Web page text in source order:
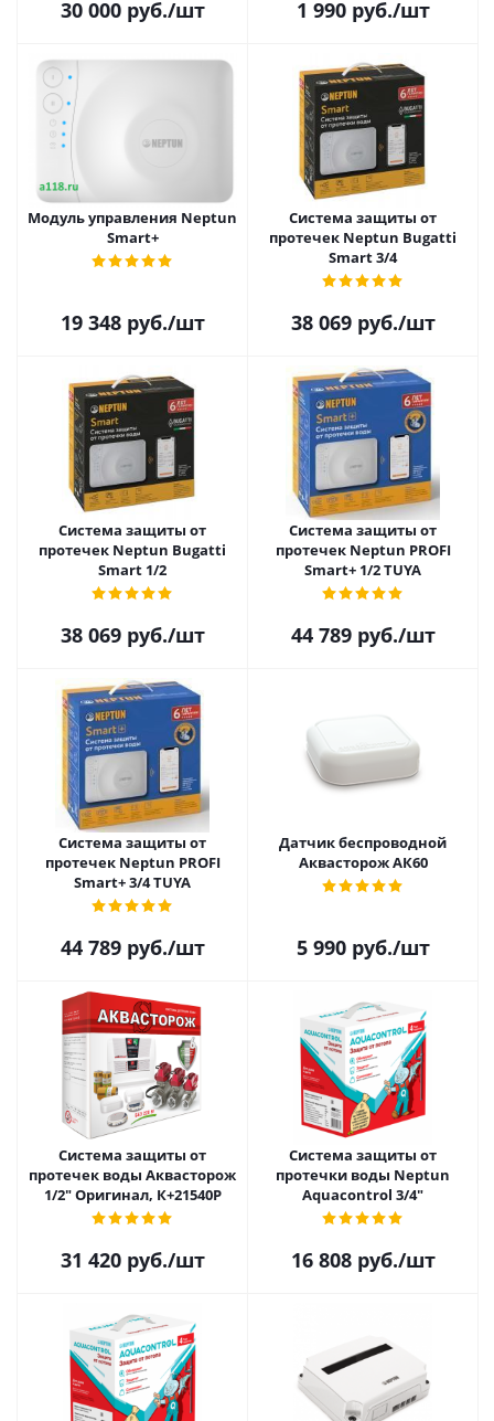
АКБ и 2 ШЭП Bugatti 1/2
дюйма.
30 000руб./шт 1 990руб./шт
Модуль управления Neptun
Smart+
19 348руб./шт
Система защиты от
протечек Neptun Bugatti
Smart 3/4
38 069руб./шт
Система защиты от
протечек Neptun Bugatti
Smart 1/2
38 069руб./шт
Система защиты от
протечек Neptun PROFI
Smart+ 1/2 TUYA
44 789руб./шт
Система защиты от
протечек Neptun PROFI
Smart+ 3/4 TUYA
44 789руб./шт
Датчик беспроводной
Аквасторож АК60
5 990руб./шт
Система защиты от
протечек воды Аквасторож
1/2" Оригинал, К+21540Р
31 420руб./шт
Система защиты от
протечки воды Neptun
Aquacontrol 3/4"
16 808руб./шт